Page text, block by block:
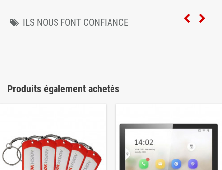
ILS NOUS FONT CONFIANCE
Produits également achetés